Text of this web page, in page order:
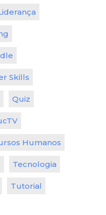
Skills
Quiz
Humanos
Tecnologia
Tutorial